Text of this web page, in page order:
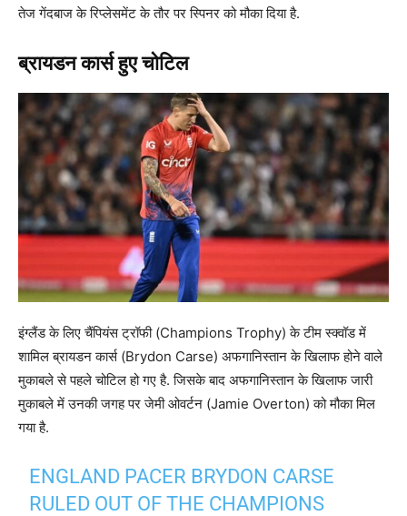
तेज गेंदबाज के रिप्लेसमेंट के तौर पर स्पिनर को मौका दिया है.
ब्रायडन कार्स हुए चोटिल
इंग्लैंड के लिए चैंपियंस ट्रॉफी (Champions Trophy) के टीम स्क्वॉड में
शामिल ब्रायडन कार्स (Brydon Carse) अफगानिस्तान के खिलाफ होने वाले
मुकाबले से पहले चोटिल हो गए है. जिसके बाद अफगानिस्तान के खिलाफ जारी
मुकाबले में उनकी जगह पर जेमी ओवर्टन (Jamie Overton) को मौका मिल
गया है.
ENGLAND PACER BRYDON CARSE
RULED OUT OF THE CHAMPIONS